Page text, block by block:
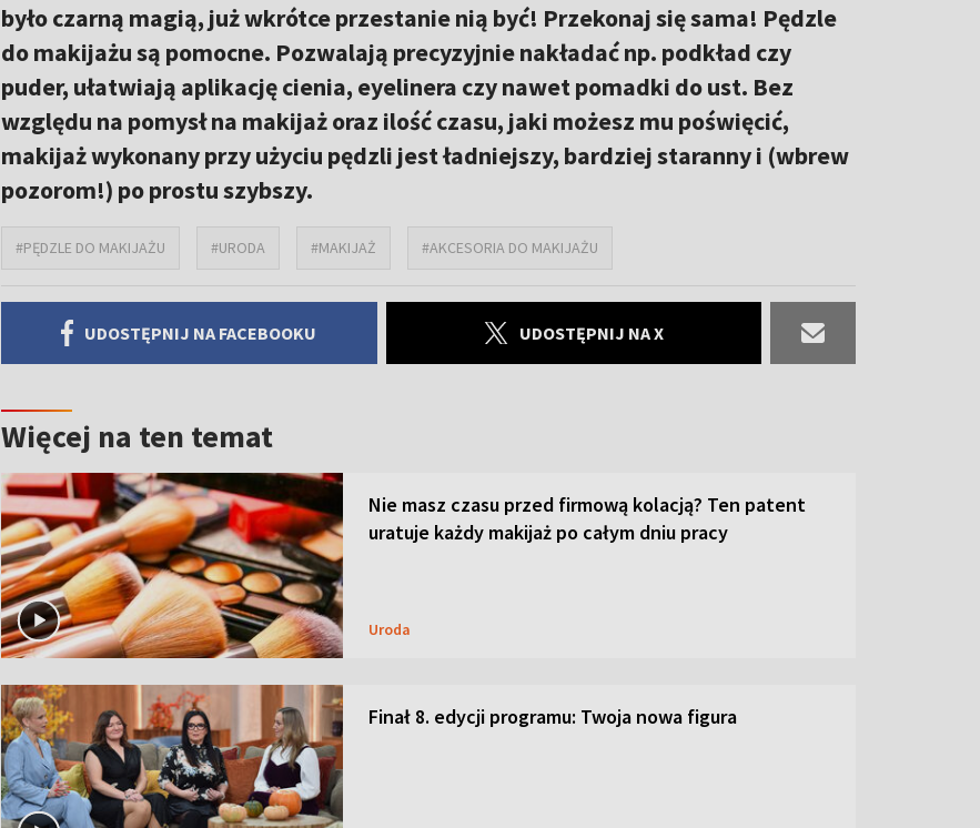
było czarną magią, już wkrótce przestanie nią być! Przekonaj się sama! Pędzle
do makijażu są pomocne. Pozwalają precyzyjnie nakładać np. podkład czy
puder, ułatwiają aplikację cienia, eyelinera czy nawet pomadki do ust. Bez
względu na pomysł na makijaż oraz ilość czasu, jaki możesz mu poświęcić,
makijaż wykonany przy użyciu pędzli jest ładniejszy, bardziej staranny i (wbrew
pozorom!) po prostu szybszy.
#PĘDZLE DO MAKIJAŻU #URODA #MAKIJAŻ #AKCESORIA DO MAKIJAŻU
UDOSTĘPNIJ NA FACEBOOKU UDOSTĘPNIJ NA X
Więcej na ten temat
Nie masz czasu przed firmową kolacją? Ten patent
uratuje każdy makijaż po całym dniu pracy
Uroda
Finał 8. edycji programu: Twoja nowa figura